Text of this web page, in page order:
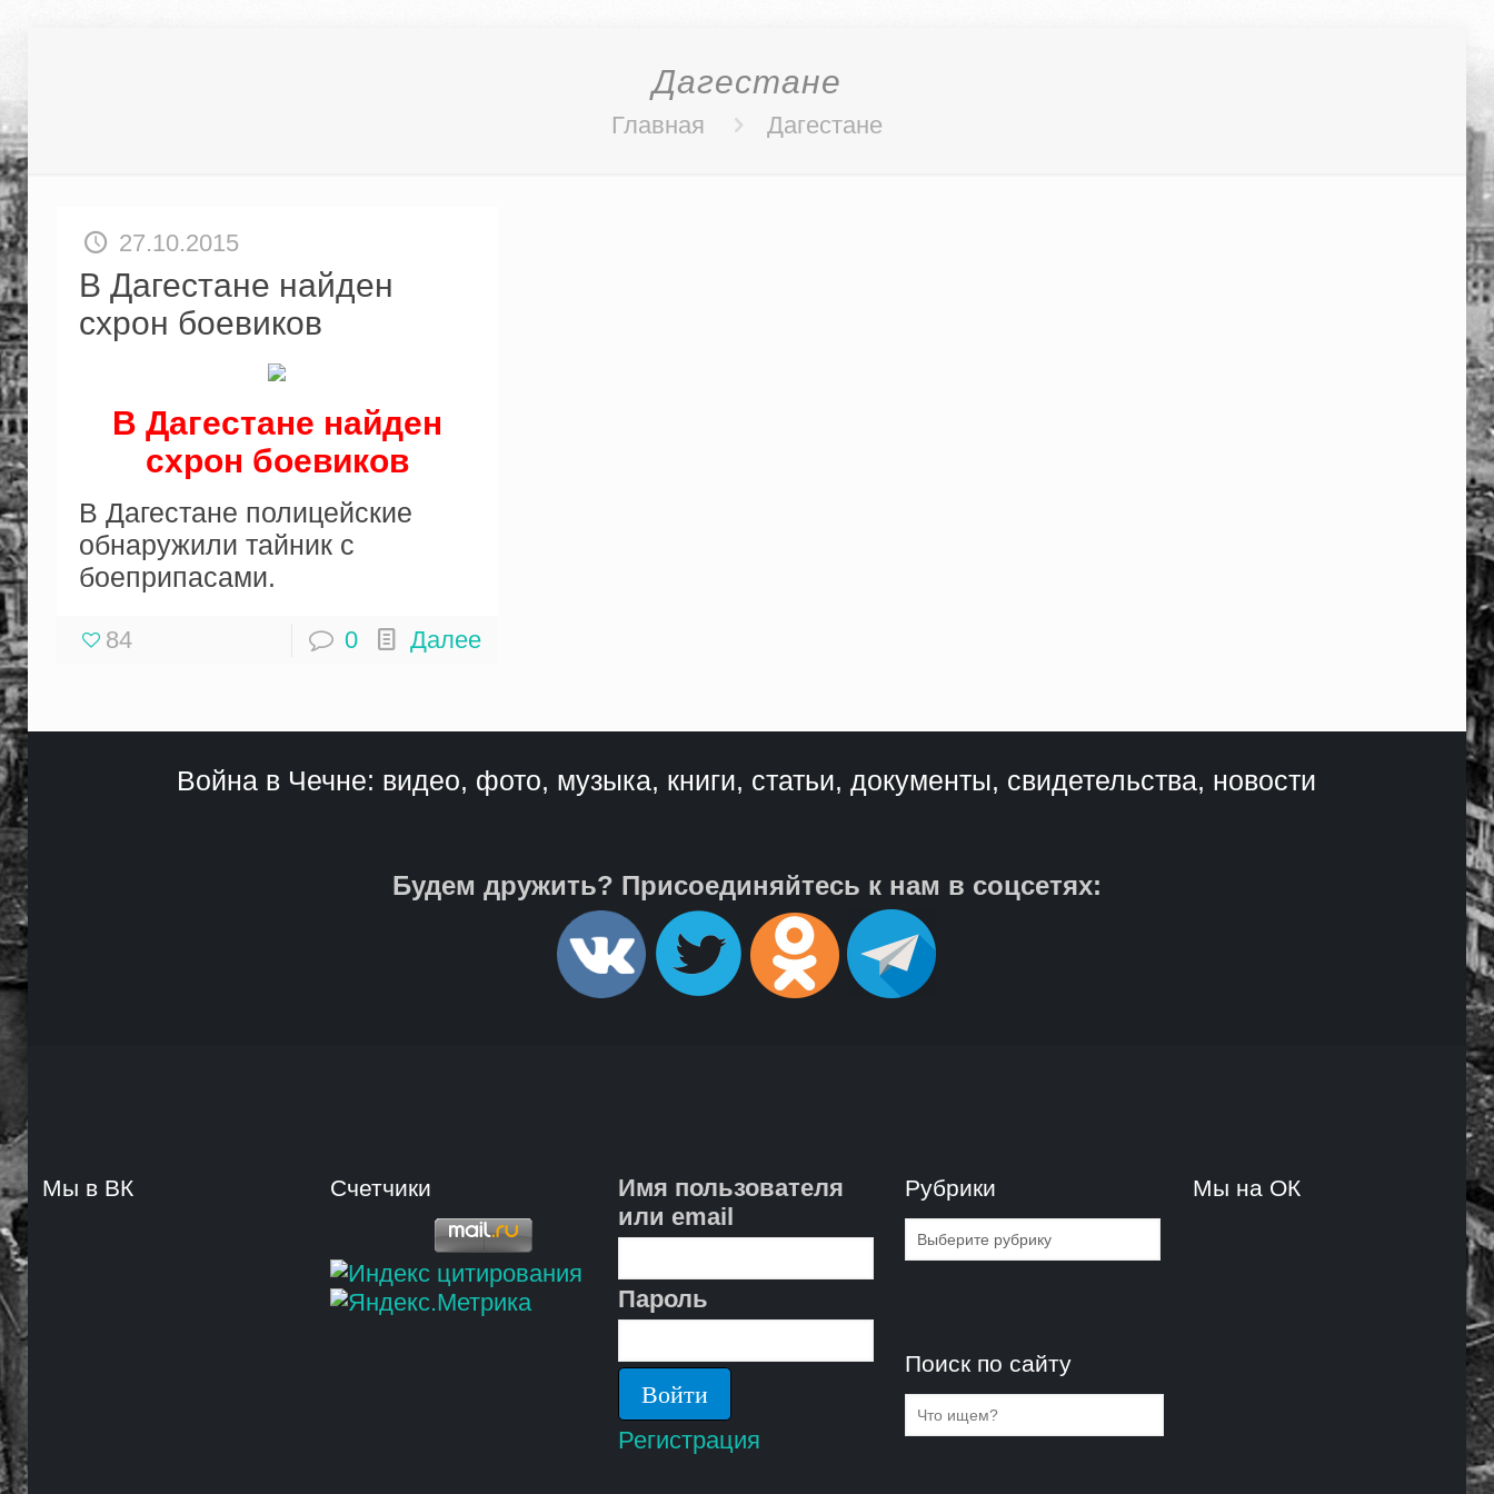
Дагестане
Главная Дагестане
27.10.2015
В Дагестане найден
схрон боевиков
В Дагестане найден
схрон боевиков
В Дагестане полицейские
обнаружили тайник с
боеприпасами.
84 0 Далее
Война в Чечне: видео, фото, музыка, книги, статьи, документы, свидетельства, новости
Будем дружить? Присоединяйтесь к нам в соцсетях:
Мы в ВК Счетчики
Имя пользователя
или email
Пароль
Регистрация
Рубрики
Рубрики
Поиск по сайту
Мы на ОК